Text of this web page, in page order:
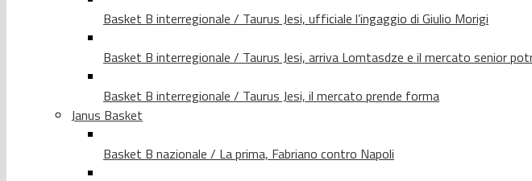
Basket B interregionale / Taurus Jesi, ufficiale l’ingaggio di Giulio Morigi
Basket B interregionale / Taurus Jesi, arriva Lomtasdze e il mercato senior
Basket B interregionale / Taurus Jesi, il mercato prende forma
Janus Basket
Basket B nazionale / La prima, Fabriano contro Napoli